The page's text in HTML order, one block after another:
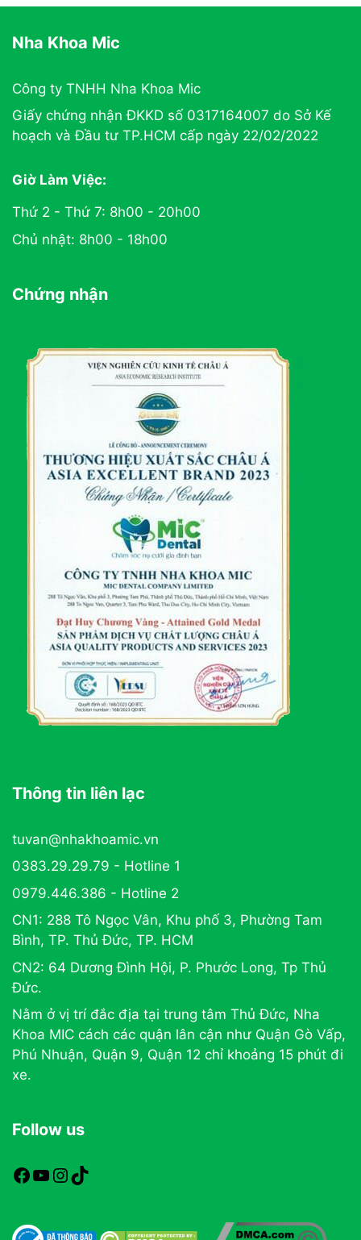
Nha Khoa Mic
Công ty TNHH Nha Khoa Mic
Giấy chứng nhận ĐKKD số 0317164007 do Sở Kế
hoạch và Đầu tư TP.HCM cấp ngày 22/02/2022
Giờ Làm Việc:
Thứ 2 - Thứ 7: 8h00 - 20h00
Chủ nhật: 8h00 - 18h00
Chứng nhận
Thông tin liên lạc
tuvan@nhakhoamic.vn
0383.29.29.79 - Hotline 1
0979.446.386 - Hotline 2
CN1: 288 Tô Ngọc Vân, Khu phố 3, Phường Tam
Bình, TP. Thủ Đức, TP. HCM
CN2: 64 Dương Đình Hội, P. Phước Long, Tp Thủ
Đức.
Nằm ở vị trí đắc địa tại trung tâm Thủ Đức, Nha
Khoa MIC cách các quận lân cận như Quận Gò Vấp,
Phú Nhuận, Quận 9, Quận 12 chỉ khoảng 15 phút đi
xe.
Follow us
https://www.facebook.com/nhakhoamic
https://www.youtube.com
https://www.instagram.com